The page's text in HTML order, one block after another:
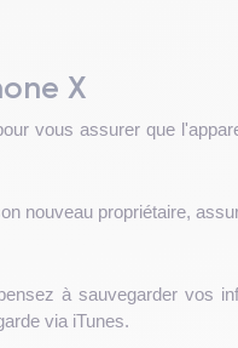
X
vous assurer que
nouveau propriétaire,
à sauvegarder vos
via iTunes.